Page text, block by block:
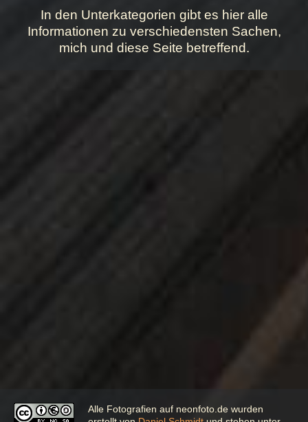
In den Unterkategorien gibt es hier alle
Informationen zu verschiedensten Sachen,
mich und diese Seite betreffend.
Alle Fotografien auf neonfoto.de wurden